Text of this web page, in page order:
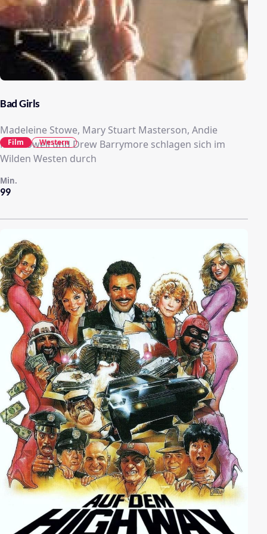
Bad Girls
Madeleine Stowe, Mary Stuart Masterson, Andie
MacDowell und Drew Barrymore schlagen sich im
Wilden Westen durch
99
Min.
Film Western